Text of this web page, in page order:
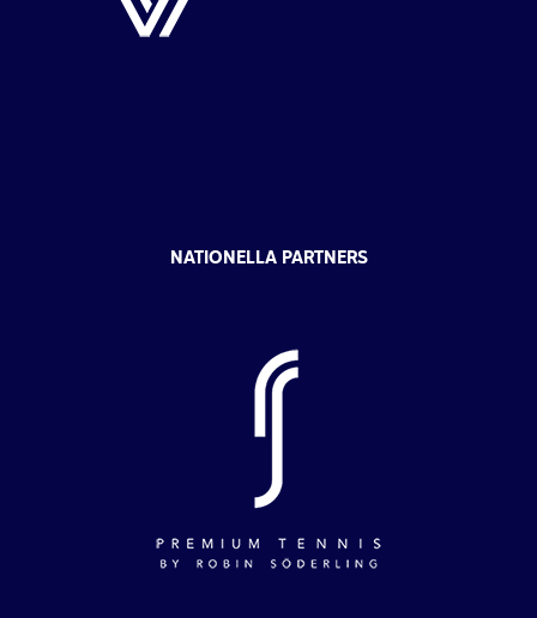
NATIONELLA PARTNERS